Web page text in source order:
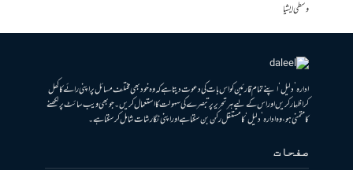
وسطی ایشیا
ادارہ ’دلیل‘ اپنے تمام قارئین کو اس بات کی دعوت دیتا ہے کہ وہ خود بھی مختلف مسائل پر اپنی رائے کا کھل
کر اظہار کریں اور اس کے لیے ہر تحریر پر تبصرے کی سہولت کا استعمال کریں۔ جو بھی ویب سائٹ پر لکھنے
کا متمنی ہو، وہ ادارہ ’دلیل‘ کا مستقل رکن بن سکتا ہے اور اپنی نگارشات شامل کرسکتا ہے۔
صفحات